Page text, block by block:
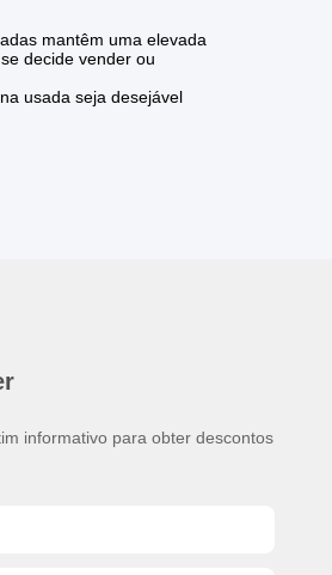
mantêm uma elevada
decide vender ou
usada seja desejável
informativo para obter descontos